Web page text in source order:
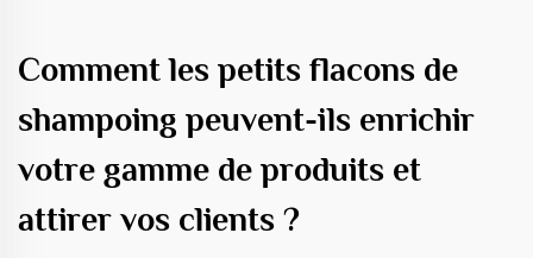
Comment les petits flacons de
shampoing peuvent-ils enrichir
votre gamme de produits et
attirer vos clients ?